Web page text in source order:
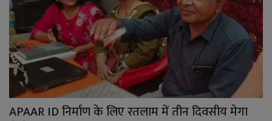
APAAR ID निर्माण के लिए रतलाम में तीन दिवसीय मेगा